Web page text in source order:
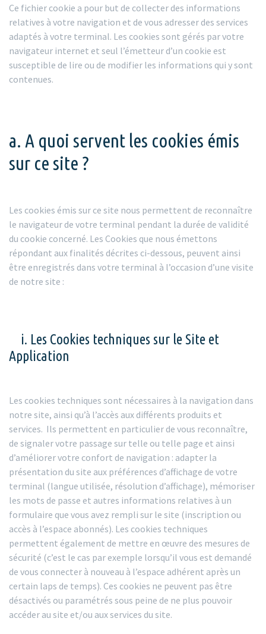
Ce fichier cookie a pour but de collecter des informations
relatives à votre navigation et de vous adresser des services
adaptés à votre terminal. Les cookies sont gérés par votre
navigateur internet et seul l’émetteur d’un cookie est
susceptible de lire ou de modifier les informations qui y sont
contenues.
a. A quoi servent les cookies émis
sur ce site ?
Les cookies émis sur ce site nous permettent de reconnaître
le navigateur de votre terminal pendant la durée de validité
du cookie concerné. Les Cookies que nous émettons
répondant aux finalités décrites ci-dessous, peuvent ainsi
être enregistrés dans votre terminal à l’occasion d’une visite
de notre site :
i. Les Cookies techniques sur le Site et
Application
Les cookies techniques sont nécessaires à la navigation dans
notre site, ainsi qu’à l’accès aux différents produits et
services. Ils permettent en particulier de vous reconnaître,
de signaler votre passage sur telle ou telle page et ainsi
d’améliorer votre confort de navigation : adapter la
présentation du site aux préférences d’affichage de votre
terminal (langue utilisée, résolution d’affichage), mémoriser
les mots de passe et autres informations relatives à un
formulaire que vous avez rempli sur le site (inscription ou
accès à l’espace abonnés). Les cookies techniques
permettent également de mettre en œuvre des mesures de
sécurité (c’est le cas par exemple lorsqu’il vous est demandé
de vous connecter à nouveau à l’espace adhérent après un
certain laps de temps). Ces cookies ne peuvent pas être
désactivés ou paramétrés sous peine de ne plus pouvoir
accéder au site et/ou aux services du site.